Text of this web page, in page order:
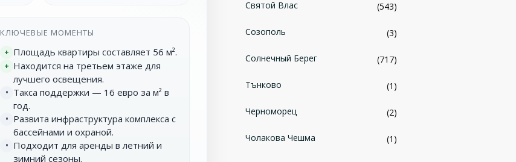
КЛЮЧЕВЫЕ МОМЕНТЫ
+ Площадь квартиры составляет 56 м².
+ Находится на третьем этаже для
лучшего освещения.
• Такса поддержки — 16 евро за м² в
год.
• Развита инфраструктура комплекса с
бассейнами и охраной.
• Подходит для аренды в летний и
зимний сезоны.
Святой Влас (543)
Созополь (3)
Солнечный Берег (717)
Тънково (1)
Черноморец (2)
Чолакова Чешма (1)